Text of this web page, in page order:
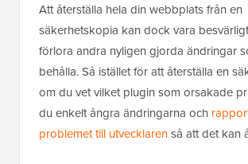
Att återställa hela din webbplats från en
säkerhetskopia kan dock vara
förlora andra nyligen gjorda ändringar
behålla. Så istället för att återställa en
om du vet vilket plugin som orsakade
du enkelt ångra ändringarna och
problemet till utvecklarenså att det kan